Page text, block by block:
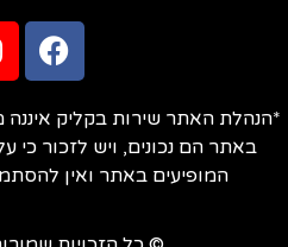
האתר שירות בקליק איננה
באתר הם נכונים, ויש לזכור כי
המופיעים באתר ואין